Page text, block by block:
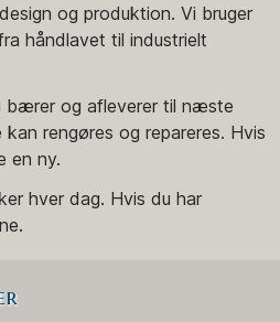
og produktion. Vi bruger
håndlavet til industrielt
bærer og afleverer til næste
rengøres og repareres. Hvis
en ny.
hver dag. Hvis du har